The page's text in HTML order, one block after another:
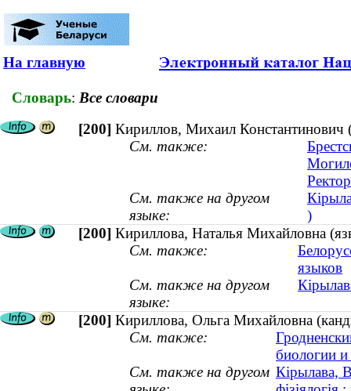
На главную
Словарь: Все словари
[200] Кириллов, Михаил Константинович
См. также:
Ректор
См. также на другом
языке:
)
[200] Кириллова, Наталья Михайловна
См. также:
языков
См. также на другом
языке:
[200] Кириллова, Ольга Михайловна
См. также:
биологии и
См. также на другом Кірылава,